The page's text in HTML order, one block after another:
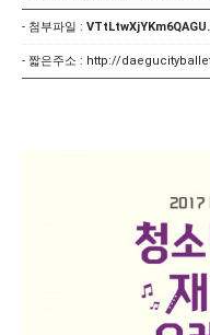
[21.11.13] 호두까기
[21.10.22-23] 대구국
- 첨부파일 :
- 짧은주소 : http://